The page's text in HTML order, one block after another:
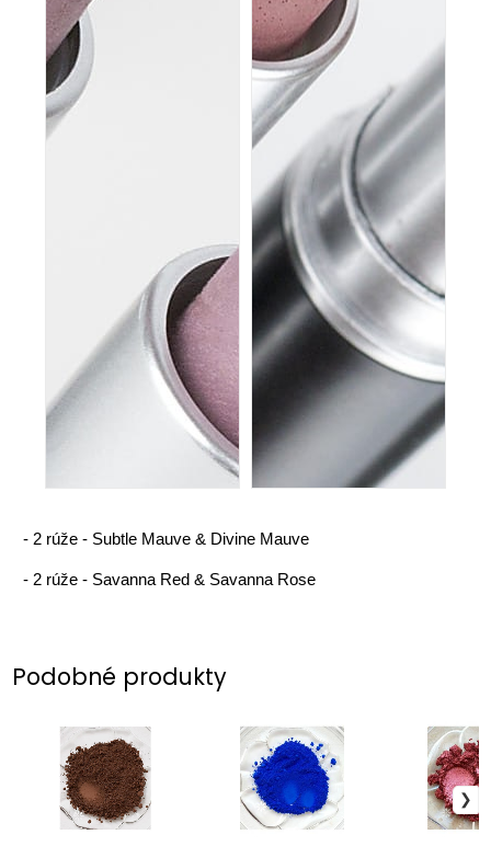
- 2 rúže - Subtle Mauve & Divine Mauve
- 2 rúže - Savanna Red & Savanna Rose
Podobné produkty